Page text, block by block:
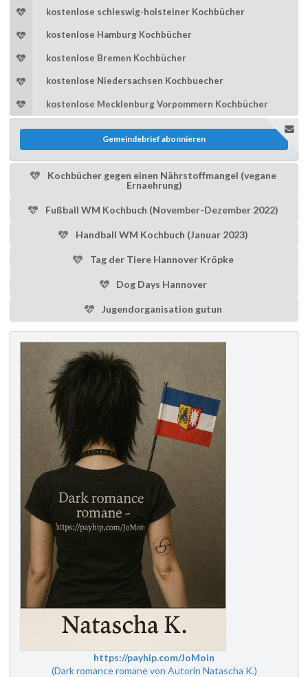
kostenlose schleswig-holsteiner Kochbücher
kostenlose Hamburg Kochbücher
kostenlose Bremen Kochbücher
kostenlose Niedersachsen Kochbuecher
kostenlose Mecklenburg Vorpommern Kochbücher
Gemeindebrief abonnieren
Kochbücher gegen einen Nährstoffmangel (vegane
Ernaehrung)
Fußball WM Kochbuch (November-Dezember 2022)
Handball WM Kochbuch (Januar 2023)
Tag der Tiere Hannover Kröpke
Dog Days Hannover
Jugendorganisation gutun
https://payhip.com/JoMoin
(Dark romance romane von Autorin Natascha K.)